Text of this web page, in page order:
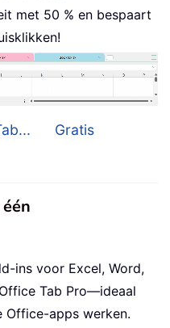
met 50 % en bespaart
Gratis
ins voor Excel, Word,
Tab Pro—ideaal
Office-apps werken.